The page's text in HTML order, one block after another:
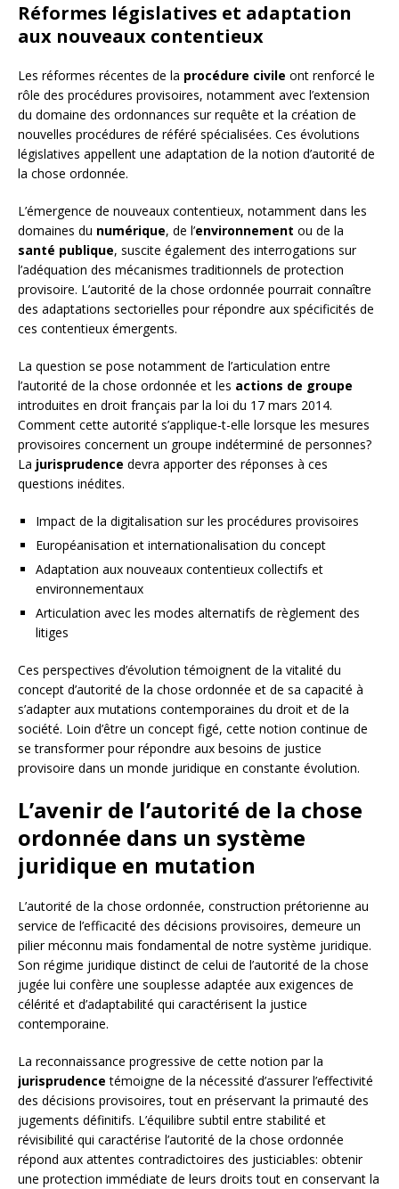
Réformes législatives et adaptation
aux nouveaux contentieux
Les réformes récentes de la procédure civile ont renforcé le
rôle des procédures provisoires, notamment avec l’extension
du domaine des ordonnances sur requête et la création de
nouvelles procédures de référé spécialisées. Ces évolutions
législatives appellent une adaptation de la notion d’autorité de
la chose ordonnée.
L’émergence de nouveaux contentieux, notamment dans les
domaines du numérique, de l’environnement ou de la
santé publique, suscite également des interrogations sur
l’adéquation des mécanismes traditionnels de protection
provisoire. L’autorité de la chose ordonnée pourrait connaître
des adaptations sectorielles pour répondre aux spécificités de
ces contentieux émergents.
La question se pose notamment de l’articulation entre
l’autorité de la chose ordonnée et les actions de groupe
introduites en droit français par la loi du 17 mars 2014.
Comment cette autorité s’applique-t-elle lorsque les mesures
provisoires concernent un groupe indéterminé de personnes?
La jurisprudence devra apporter des réponses à ces
questions inédites.
Impact de la digitalisation sur les procédures provisoires
Européanisation et internationalisation du concept
Adaptation aux nouveaux contentieux collectifs et
environnementaux
Articulation avec les modes alternatifs de règlement des
litiges
Ces perspectives d’évolution témoignent de la vitalité du
concept d’autorité de la chose ordonnée et de sa capacité à
s’adapter aux mutations contemporaines du droit et de la
société. Loin d’être un concept figé, cette notion continue de
se transformer pour répondre aux besoins de justice
provisoire dans un monde juridique en constante évolution.
L’avenir de l’autorité de la chose
ordonnée dans un système
juridique en mutation
L’autorité de la chose ordonnée, construction prétorienne au
service de l’efficacité des décisions provisoires, demeure un
pilier méconnu mais fondamental de notre système juridique.
Son régime juridique distinct de celui de l’autorité de la chose
jugée lui confère une souplesse adaptée aux exigences de
célérité et d’adaptabilité qui caractérisent la justice
contemporaine.
La reconnaissance progressive de cette notion par la
jurisprudence témoigne de la nécessité d’assurer l’effectivité
des décisions provisoires, tout en préservant la primauté des
jugements définitifs. L’équilibre subtil entre stabilité et
révisibilité qui caractérise l’autorité de la chose ordonnée
répond aux attentes contradictoires des justiciables: obtenir
une protection immédiate de leurs droits tout en conservant la